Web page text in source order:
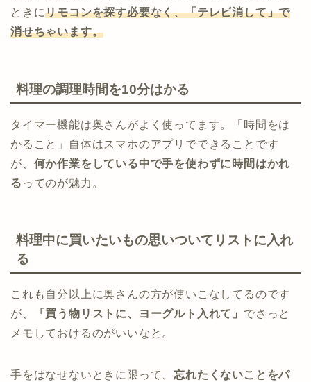
ときにリモコンを探す必要なく、「テレビ消して」で
消せちゃいます。
料理の調理時間を10分はかる
タイマー機能は奥さんがよく使ってます。「時間をは
かること」自体はスマホのアプリでできることです
が、 何か作業をしている中で手を使わずに時間はかれ
る ってのが魅力。
料理中に買いたいもの思いついてリストに入れ
る
これも自分以上に奥さんの方が使いこなしてるのです
が、
「買う物リストに、ヨーグルト入れて」 でさっと
メモしておけるのがいいなと。
手をはなせないときに限って、忘れたくないことをパ